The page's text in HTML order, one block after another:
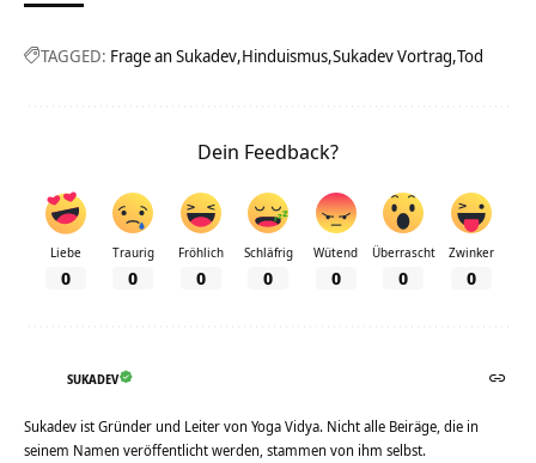
TAGGED: Frage an Sukadev Hinduismus Sukadev Vortrag Tod
Dein Feedback?
Liebe
0
Traurig
0
Fröhlich
0
Schläfrig
0
Wütend
0
Überrascht
0
Zwinker
0
SUKADEV
Sukadev ist Gründer und Leiter von Yoga Vidya. Nicht alle Beiräge, die in
seinem Namen veröffentlicht werden, stammen von ihm selbst.